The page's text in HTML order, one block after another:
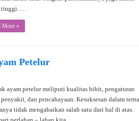
…
More »
Petelur
ayam petelur meliputi kualitas bibit, pengaturan
dan pencahayaan. Kesuksesan dalam
tidak mengabaikan salah satu dari hal di atas.